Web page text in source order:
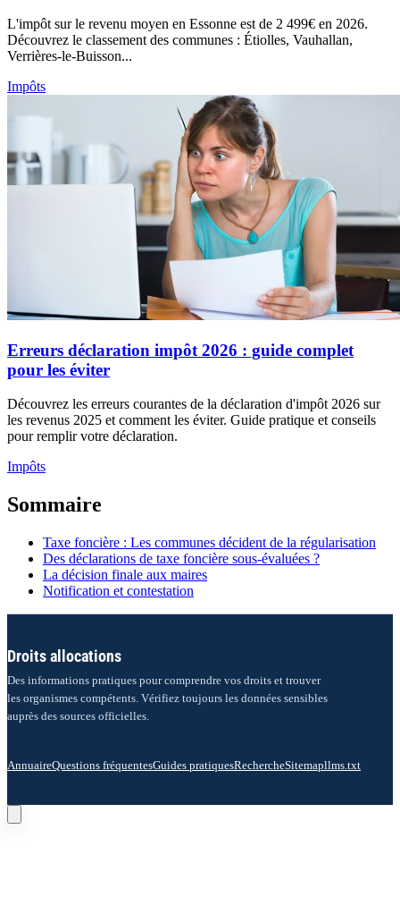
L'impôt sur le revenu moyen en Essonne est de 2 499€ en 2026.
Découvrez le classement des communes : Étiolles, Vauhallan,
Verrières-le-Buisson...
Impôts
Erreurs déclaration impôt 2026 : guide complet
pour les éviter
Découvrez les erreurs courantes de la déclaration d'impôt 2026 sur
les revenus 2025 et comment les éviter. Guide pratique et conseils
pour remplir votre déclaration.
Impôts
Sommaire
Taxe foncière : Les communes décident de la régularisation
Des déclarations de taxe foncière sous-évaluées ?
La décision finale aux maires
Notification et contestation
Droits allocations
Des informations pratiques pour comprendre vos droits et trouver
les organismes compétents. Vérifiez toujours les données sensibles
auprès des sources officielles.
AnnuaireQuestions fréquentesGuides pratiquesRechercheSitemapllms.txt